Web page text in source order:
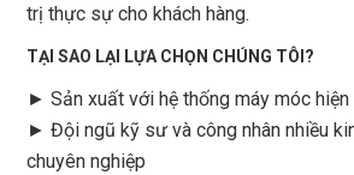
trị thực sự cho khách hàng.
TẠI SAO LẠI LỰA CHỌN CHÚNG TÔI?
► Sản xuất với hệ thống máy móc
► Đội ngũ kỹ sư và công nhân nhiều
chuyên nghiệp